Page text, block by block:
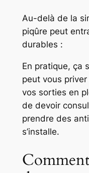
Au-delà de la
piqûre peut
durables :
En pratique, ça
peut vous
vos sorties en
de devoir
prendre des
s’installe.